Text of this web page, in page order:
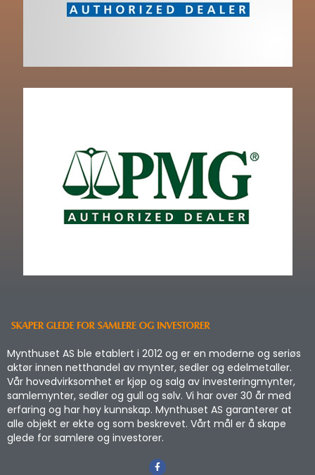
Mynthuset AS ble etablert i 2012 og er en moderne og seriøs
aktør innen netthandel av mynter, sedler og edelmetaller.
Vår hovedvirksomhet er kjøp og salg av investeringmynter,
samlemynter, sedler og gull og sølv. Vi har over 30 år med
erfaring og har høy kunnskap. Mynthuset AS garanterer at
alle objekt er ekte og som beskrevet. Vårt mål er å skape
glede for samlere og investorer.